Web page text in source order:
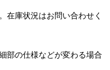
在庫状況はお問い合わせく
部の仕様などが変わる場合